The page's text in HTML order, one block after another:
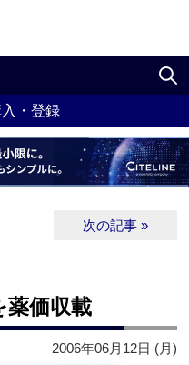
・登録
次の記事 »
薬価収載
2006年06月12日 (月)